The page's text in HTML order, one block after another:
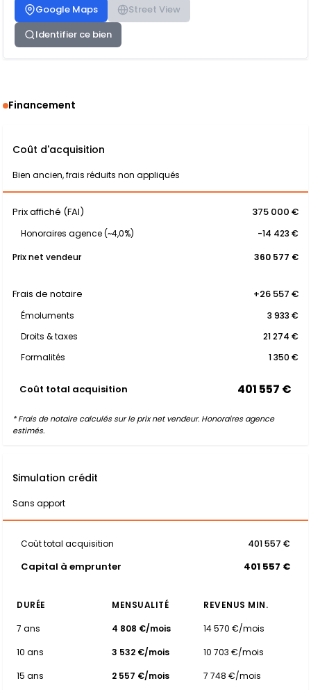
Google Maps
Street View
Identifier ce bien
Financement
Coût d'acquisition
Bien ancien, frais réduits non appliqués
Prix affiché (FAI) 375 000 €
Honoraires agence (~4,0%)
-14 423 €
Prix net vendeur
360 577 €
Frais de notaire +26 557 €
Émoluments
3 933 €
Droits & taxes
21 274 €
Formalités
1 350 €
Coût total acquisition 401 557 €
* Frais de notaire calculés sur le prix net vendeur. Honoraires agence
estimés.
Simulation crédit
Sans apport
Coût total acquisition 401 557 €
Capital à emprunter 401 557 €
DURÉE MENSUALITÉ
REVENUS MIN.
7 ans
4 808 €/mois
14 570 €/mois
10 ans
3 532 €/mois
10 703 €/mois
15 ans
2 557 €/mois 7 748 €/mois